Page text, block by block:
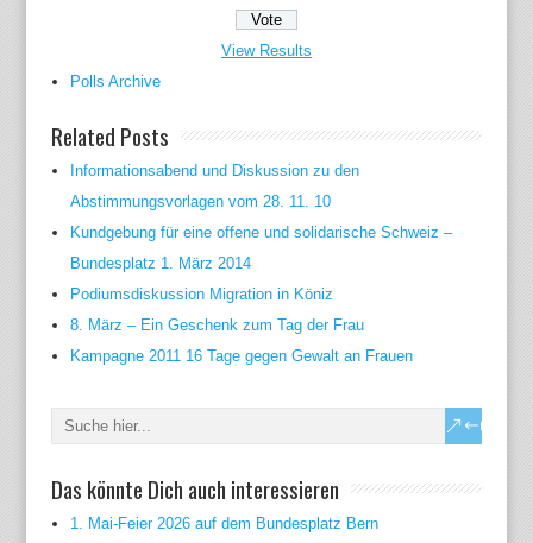
View Results
Polls Archive
Related Posts
Informationsabend und Diskussion zu den
Abstimmungsvorlagen vom 28. 11. 10
Kundgebung für eine offene und solidarische Schweiz –
Bundesplatz 1. März 2014
Podiumsdiskussion Migration in Köniz
8. März – Ein Geschenk zum Tag der Frau
Kampagne 2011 16 Tage gegen Gewalt an Frauen
Das könnte Dich auch interessieren
1. Mai-Feier 2026 auf dem Bundesplatz Bern